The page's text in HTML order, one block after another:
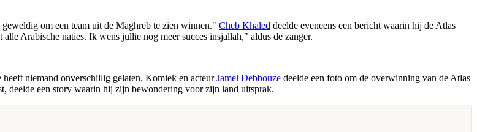
om een team uit de Maghreb te zien winnen." Cheb Khaled deelde eveneens een bericht waarin hij de Atlas
Arabische naties. Ik wens jullie nog meer succes insjallah," aldus de zanger.
niemand onverschillig gelaten. Komiek en acteurJamel Debbouze deelde een foto om de overwinning van de Atlas
deelde een story waarin hij zijn bewondering voor zijn land uitsprak.